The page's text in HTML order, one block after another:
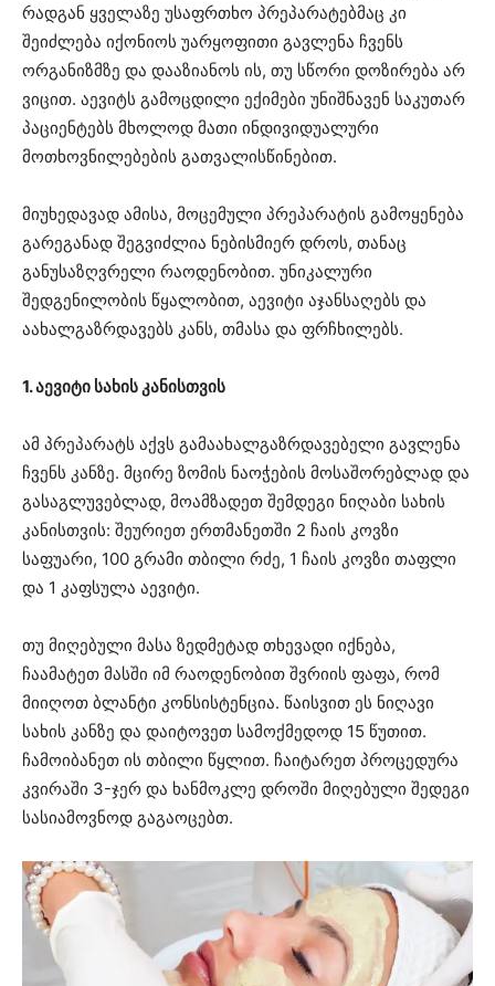
რადგან ყველაზე უსაფრთხო პრეპარატებმაც კი
შეიძლება იქონიოს უარყოფითი გავლენა ჩვენს
ორგანიზმზე და დააზიანოს ის, თუ სწორი დოზირება არ
ვიცით. აევიტს გამოცდილი ექიმები უნიშნავენ საკუთარ
პაციენტებს მხოლოდ მათი ინდივიდუალური
მოთხოვნილებების გათვალისწინებით.
მიუხედავად ამისა, მოცემული პრეპარატის გამოყენება
გარეგანად შეგვიძლია ნებისმიერ დროს, თანაც
განუსაზღვრელი რაოდენობით. უნიკალური
შედგენილობის წყალობით, აევიტი აჯანსაღებს და
აახალგაზრდავებს კანს, თმასა და ფრჩხილებს.
1. აევიტი სახის კანისთვის
ამ პრეპარატს აქვს გამაახალგაზრდავებელი გავლენა
ჩვენს კანზე. მცირე ზომის ნაოჭების მოსაშორებლად და
გასაგლუვებლად, მოამზადეთ შემდეგი ნიღაბი სახის
კანისთვის: შეურიეთ ერთმანეთში 2 ჩაის კოვზი
საფუარი, 100 გრამი თბილი რძე, 1 ჩაის კოვზი თაფლი
და 1 კაფსულა აევიტი.
თუ მიღებული მასა ზედმეტად თხევადი იქნება,
ჩაამატეთ მასში იმ რაოდენობით შვრიის ფაფა, რომ
მიიღოთ ბლანტი კონსისტენცია. წაისვით ეს ნიღავი
სახის კანზე და დაიტოვეთ სამოქმედოდ 15 წუთით.
ჩამოიბანეთ ის თბილი წყლით. ჩაიტარეთ პროცედურა
კვირაში 3-ჯერ და ხანმოკლე დროში მიღებული შედეგი
სასიამოვნოდ გაგაოცებთ.